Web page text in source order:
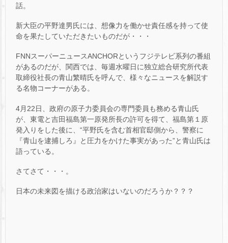
話。
新大臣の平野達男氏には、想像力を働かせ責任感を持って使
命を果たしていただきたいものだが・・・
FNNスーパーニュースANCHORというフジテレビ系列の番組
があるのだが、関西では、毎週水曜日に独立総合研究所代表
取締役社長の青山繁晴氏を呼んで、様々なニュースを解説す
る名物コーナーがある。
4月22日、政府の原子力委員会の専門委員も務める青山氏
が、東電と吉田福島第一原発所長の許可を得て、福島第１原
発入りをした後に、“平野氏を含む首相官邸側から、警察に
『青山を逮捕しろ』と圧力をかけた事実があった”と青山氏は
語っている。
さてさて・・・。
日本の未来図を描ける政治家はいないのだろうか？？？